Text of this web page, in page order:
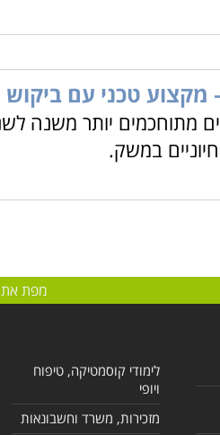
מקצוע טכני עם
מתוחכמים יותר משנה
במשק.
מפת
לימודי קוסמטיקה, טיפוח
ויופי
מזכירות, משרד וחשבונאות